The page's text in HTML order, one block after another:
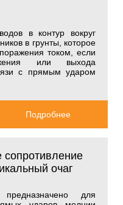
в контур вокруг
в грунты, которое
током, если
или выхода
с прямым ударом
Подробнее
сопротивление
очаг
для